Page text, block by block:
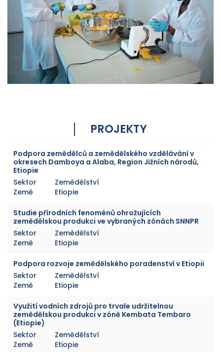
PROJEKTY
Podpora zemědělců a zemědělského vzdělávání v
okresech Damboya a Alaba, Region Jižních národů,
Etiopie
Sektor
Zemědělství
Země
Etiopie
Studie přírodních fenoménů ohrožujících
zemědělskou produkci ve vybraných zónách SNNPR
Sektor
Zemědělství
Země
Etiopie
Podpora rozvoje zemědělského poradenství v Etiopii
Sektor
Zemědělství
Země
Etiopie
Využití vodních zdrojů pro trvale udržitelnou
zemědělskou produkci v zóně Kembata Tembaro
(Etiopie)
Sektor
Zemědělství
Země
Etiopie